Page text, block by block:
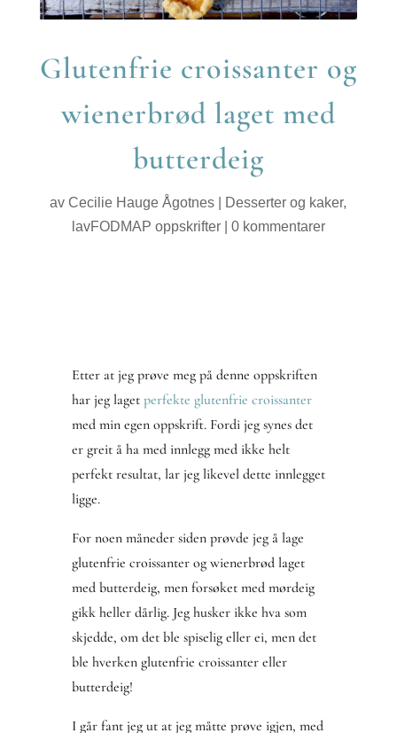
Glutenfrie croissanter og
wienerbrød laget med
butterdeig
avCecilie Hauge Ågotnes Desserter og kaker,
lavFODMAP oppskrifter| 0 kommentarer
Etter at jeg prøve meg på denne oppskriften
har jeg laget perfekte glutenfrie croissanter
med min egen oppskrift. Fordi jeg synes det
er greit å ha med innlegg med ikke helt
perfekt resultat, lar jeg likevel dette innlegget
ligge.
For noen måneder siden prøvde jeg å lage
glutenfrie croissanter og wienerbrød laget
med butterdeig, men forsøket med mørdeig
gikk heller dårlig. Jeg husker ikke hva som
skjedde, om det ble spiselig eller ei, men det
ble hverken glutenfrie croissanter eller
butterdeig!
I går fant jeg ut at jeg måtte prøve igjen, med